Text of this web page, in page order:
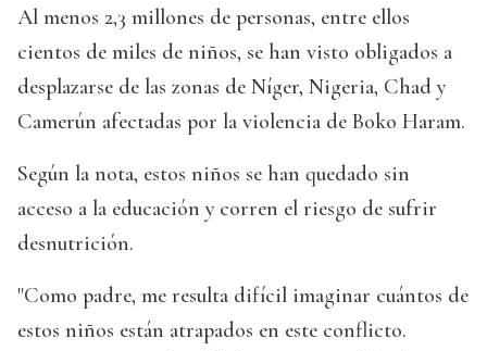
Al menos 2,3 millones de personas, entre ellos
cientos de miles de niños, se han visto obligados a
desplazarse de las zonas de Níger, Nigeria, Chad y
Camerún afectadas por la violencia de Boko Haram.
Según la nota, estos niños se han quedado sin
acceso a la educación y corren el riesgo de sufrir
desnutrición.
"Como padre, me resulta difícil imaginar cuántos de
estos niños están atrapados en este conflicto.